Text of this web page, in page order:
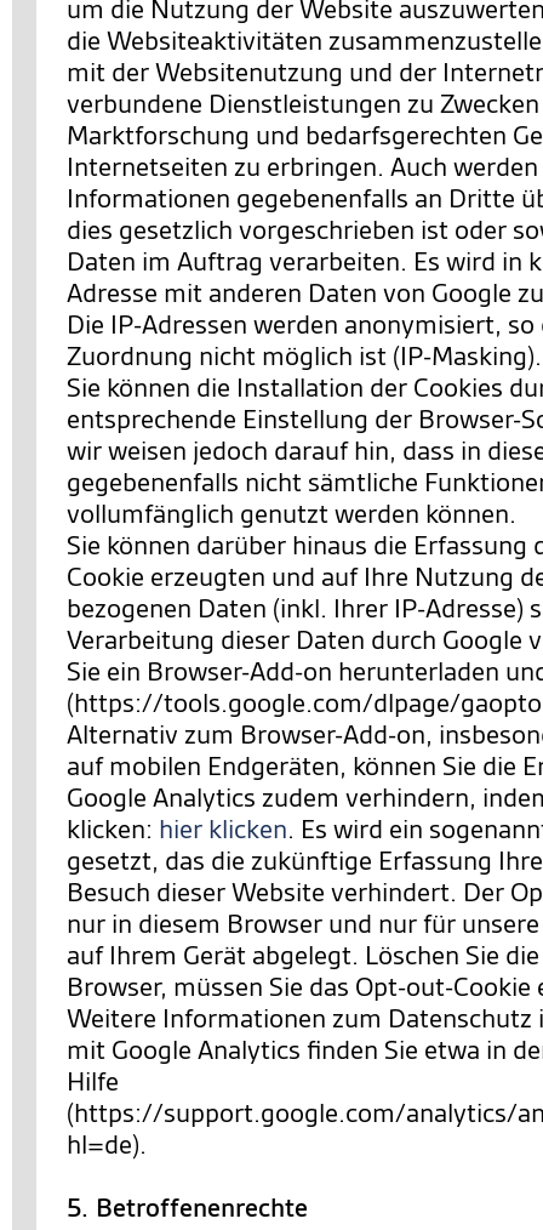
um die Nutzung der Website
die Websiteaktivitäten
mit der Websitenutzung und der
verbundene Dienstleistungen zu
Marktforschung und bedarfsgerechten
Internetseiten zu erbringen. Auch werden
Informationen gegebenenfalls an Dritte
dies gesetzlich vorgeschrieben ist oder
Daten im Auftrag verarbeiten. Es wird in
Adresse mit anderen Daten von Google
Die IP-Adressen werden anonymisiert, so
Zuordnung nicht möglich ist (IP-Masking).
Sie können die Installation der Cookies
entsprechende Einstellung der Browser-
wir weisen jedoch darauf hin, dass in
gegebenenfalls nicht sämtliche
vollumfänglich genutzt werden können.
Sie können darüber hinaus die Erfassung
Cookie erzeugten und auf Ihre Nutzung
bezogenen Daten (inkl. Ihrer IP-Adresse)
Verarbeitung dieser Daten durch Google
Sie ein Browser-Add-on herunterladen
(https://tools.google.com/dlpage/
Alternativ zum Browser-Add-on,
auf mobilen Endgeräten, können Sie die
Google Analytics zudem verhindern,
klicken: hier klicken. Es wird ein
gesetzt, das die zukünftige Erfassung
Besuch dieser Website verhindert. Der
nur in diesem Browser und nur für
auf Ihrem Gerät abgelegt. Löschen Sie
Browser, müssen Sie das Opt-out-Cookie
Weitere Informationen zum Datenschutz
mit Google Analytics finden Sie etwa in
Hilfe
(https://support.google.com/analytics/
hl=de).
5. Betroffenenrechte